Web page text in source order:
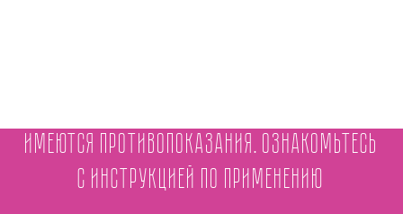
Имеются противопоказания. Ознакомьтесь
с инструкцией по применению